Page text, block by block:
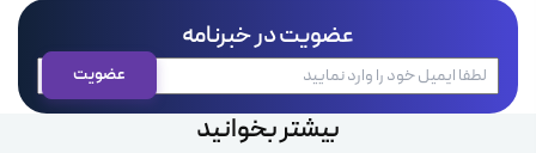
عضویت در خبرنامه
بیشتر بخوانید